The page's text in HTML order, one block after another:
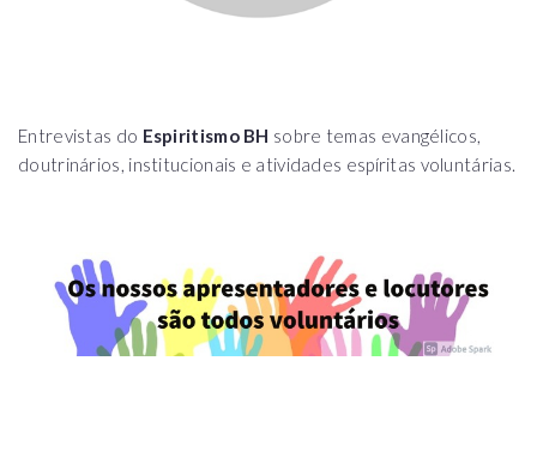
Entrevistas do Espiritismo BH sobre temas evangélicos,
doutrinários, institucionais e atividades espíritas voluntárias.